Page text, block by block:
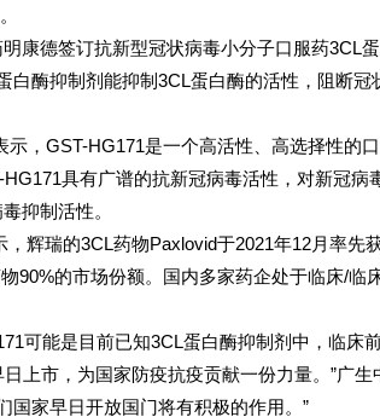
德签订抗新型冠状病毒小分子口服药3CL蛋
酶抑制剂能抑制3CL蛋白酶的活性，阻断冠
GST-HG171是一个高活性、高选择性的
具有广谱的抗新冠病毒活性，对新冠病
抑制活性。
辉瑞的3CL药物Paxlovid于2021年12月率先
90%的市场份额。国内多家药企处于临床/临
可能是目前已知3CL蛋白酶抑制剂中，临床
上市，为国家防疫抗疫贡献一份力量。”广生
国家早日开放国门将有积极的作用。”